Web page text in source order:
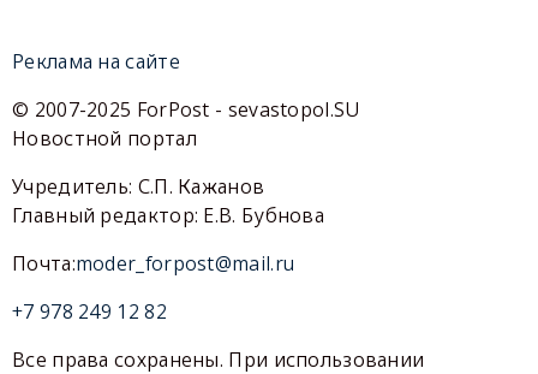
Реклама на сайте
© 2007-2025 ForPost - sevastopol.SU
Новостной портал
Учредитель: С.П. Кажанов
Главный редактор: Е.В. Бубнова
Почта:moder_forpost@mail.ru
+7 978 249 12 82
Все права сохранены. При использовании